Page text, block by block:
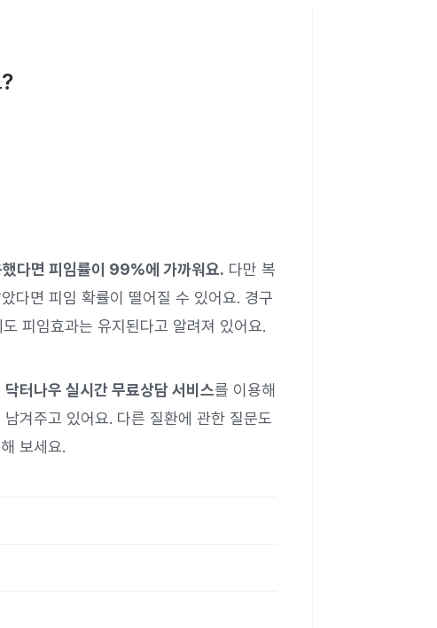
다면 피임률이 99%에 가까워요. 다만 복
다면 피임 확률이 떨어질 수 있어요. 경구
피임효과는 유지된다고 알려져 있어요.
닥터나우 실시간 무료상담 서비스를 이용해
겨주고 있어요. 다른 질환에 관한 질문도
보세요.